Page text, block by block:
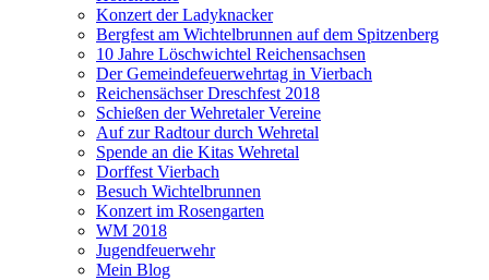
Konzert der Ladyknacker
Bergfest am Wichtelbrunnen auf dem Spitzenberg
10 Jahre Löschwichtel Reichensachsen
Der Gemeindefeuerwehrtag in Vierbach
Reichensächser Dreschfest 2018
Schießen der Wehretaler Vereine
Auf zur Radtour durch Wehretal
Spende an die Kitas Wehretal
Dorffest Vierbach
Besuch Wichtelbrunnen
Konzert im Rosengarten
WM 2018
Jugendfeuerwehr
Mein Blog